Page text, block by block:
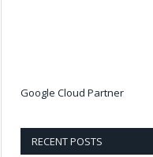
Google Cloud Partner
RECENT POSTS